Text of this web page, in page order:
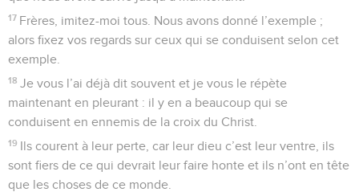
17 Frères, imitez-moi tous. Nous avons donné l’exemple ;
alors fixez vos regards sur ceux qui se conduisent selon cet
exemple.
18 Je vous l’ai déjà dit souvent et je vous le répète
maintenant en pleurant : il y en a beaucoup qui se
conduisent en ennemis de la croix du Christ.
19 Ils courent à leur perte, car leur dieu c’est leur ventre, ils
sont fiers de ce qui devrait leur faire honte et ils n’ont en tête
que les choses de ce monde.